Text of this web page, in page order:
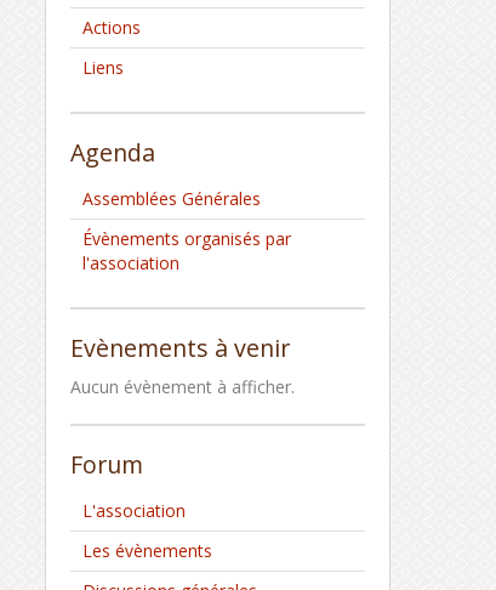
Actions
Liens
Agenda
Assemblées Générales
Évènements organisés par
l'association
Evènements à venir
Aucun évènement à afficher.
Forum
L'association
Les évènements